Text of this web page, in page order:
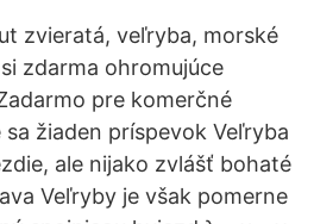
zvieratá, veľryba, morské
zdarma ohromujúce
pre komerčné
žiaden príspevok Veľryba
ale nijako zvlášť bohaté
Veľryby je však pomerne